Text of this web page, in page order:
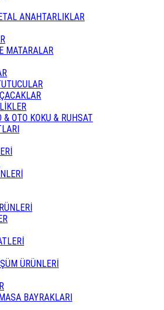
ANAHTARLIKLAR
MATARALAR
& OTO KOKU & RUHSAT
ÜRÜNLERİ
BAYRAKLARI